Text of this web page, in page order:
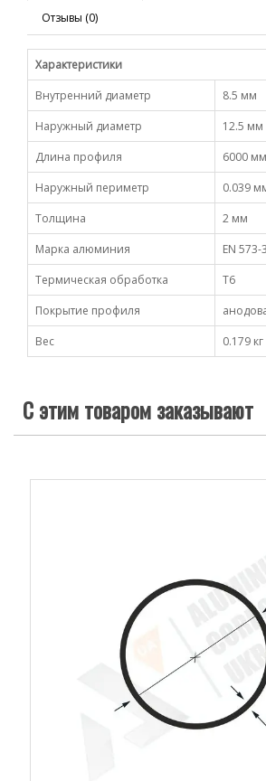
Отзывы (0)
Характеристики
Внутренний диаметр
8.5 мм
Наружный диаметр
12.5 мм
Длина профиля
6000 мм
Наружный периметр
0.039
Толщина
2 мм
Марка алюминия
EN 573-
Термическая обработка
Т6
Покрытие профиля
Вес
0.179 кг
С этим товаром заказывают